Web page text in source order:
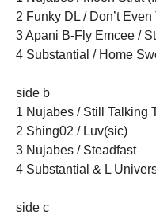
2 Funky DL / Don’t Even
3 Apani B-Fly Emcee /
4 Substantial / Home
side b
1 Nujabes / Still Talking
2 Shing02 / Luv(sic)
3 Nujabes / Steadfast
4 Substantial & L
side c